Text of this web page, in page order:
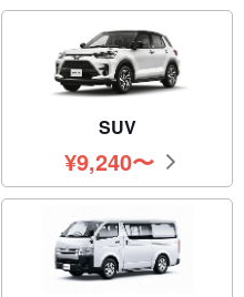
SUV
¥9,240円
〜